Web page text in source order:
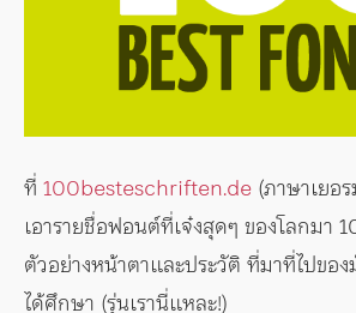
ที่ 100besteschriften.de (ภาษาเยอ
เอารายชื่อฟอนต์ที่เจ๋งสุดๆ ของโลกมา
ตัวอย่างหน้าตาและประวัติ ที่มาที่ไปขอ
ได้ศึกษา (รุ่นเรานี่แหละ!)